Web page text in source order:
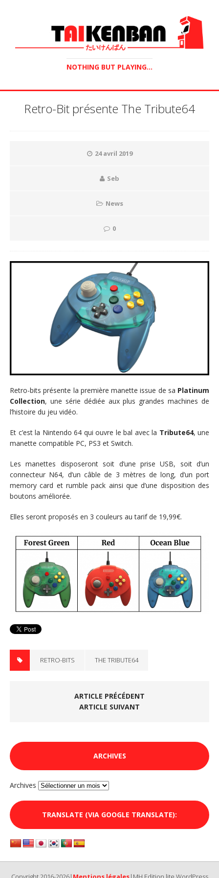
NOTHING BUT PLAYING...
Retro-Bit présente The Tribute64
24 avril 2019
Seb
News
0
Retro-bits présente la première manette issue de sa Platinum
Collection, une série dédiée aux plus grandes machines de
l’histoire du jeu vidéo.
Et c’est la Nintendo 64 qui ouvre le bal avec la Tribute64, une
manette compatible PC, PS3 et Switch.
Les manettes disposeront soit d’une prise USB, soit d’un
connecteur N64, d’un câble de 3 mètres de long, d’un port
memory card et rumble pack ainsi que d’une disposition des
boutons améliorée.
Elles seront proposés en 3 couleurs au tarif de 19,99€.
RETRO-BITS THE TRIBUTE64
ARTICLE PRÉCÉDENT
ARTICLE SUIVANT
ARCHIVES
Archives
TRANSLATE (VIA GOOGLE TRANSLATE):